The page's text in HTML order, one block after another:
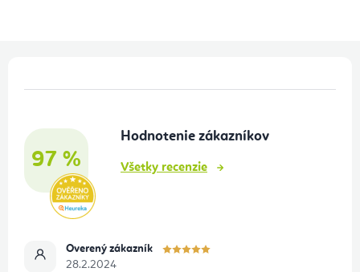
p
i
97 %
Hodnotenie zákazníkov
Všetky recenzie
Overený zákazník
28.2.2024